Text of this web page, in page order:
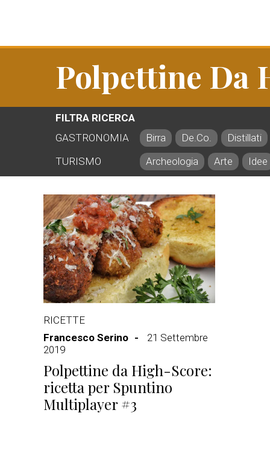
Polpettine Da
FILTRA RICERCA
GASTRONOMIA
Birra De.Co.
Distillati
TURISMO
Archeologia Arte Idee
RICETTE
Francesco Serino
21 Settembre
2019
Polpettine da High-Score:
ricetta per Spuntino
Multiplayer #3